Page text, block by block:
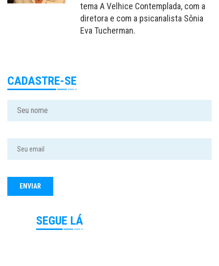
tema A Velhice Contemplada, com a
diretora e com a psicanalista Sônia
Eva Tucherman.
CADASTRE-SE
SEGUE LÁ